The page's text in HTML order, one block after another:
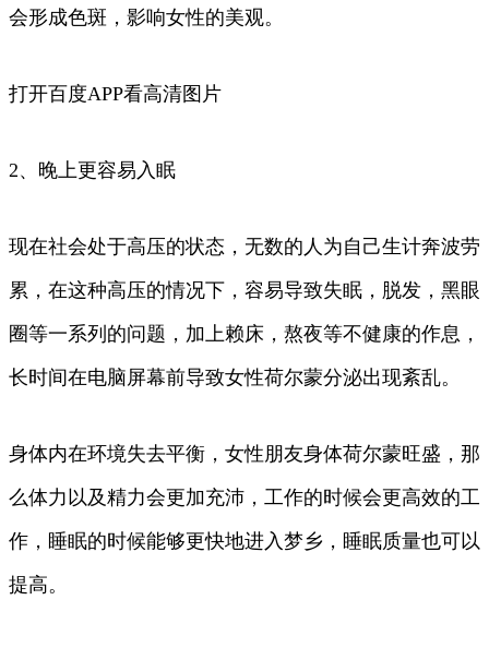
会形成色斑，影响女性的美观。
打开百度APP看高清图片
2、晚上更容易入眠
现在社会处于高压的状态，无数的人为自己生计奔波劳
累，在这种高压的情况下，容易导致失眠，脱发，黑眼
圈等一系列的问题，加上赖床，熬夜等不健康的作息，
长时间在电脑屏幕前导致女性荷尔蒙分泌出现紊乱。
身体内在环境失去平衡，女性朋友身体荷尔蒙旺盛，那
么体力以及精力会更加充沛，工作的时候会更高效的工
作，睡眠的时候能够更快地进入梦乡，睡眠质量也可以
提高。